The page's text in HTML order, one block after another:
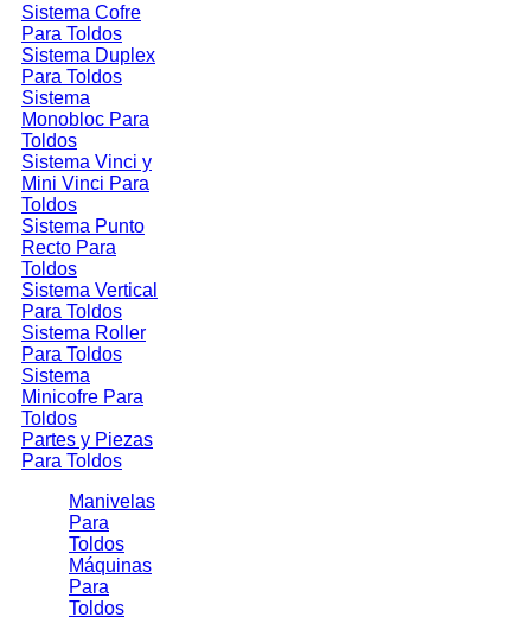
Sistema Cofre
Para Toldos
Sistema Duplex
Para Toldos
Sistema
Monobloc Para
Toldos
Sistema Vinci y
Mini Vinci Para
Toldos
Sistema Punto
Recto Para
Toldos
Sistema Vertical
Para Toldos
Sistema Roller
Para Toldos
Sistema
Minicofre Para
Toldos
Partes y Piezas
Para Toldos
Manivelas
Para
Toldos
Máquinas
Para
Toldos